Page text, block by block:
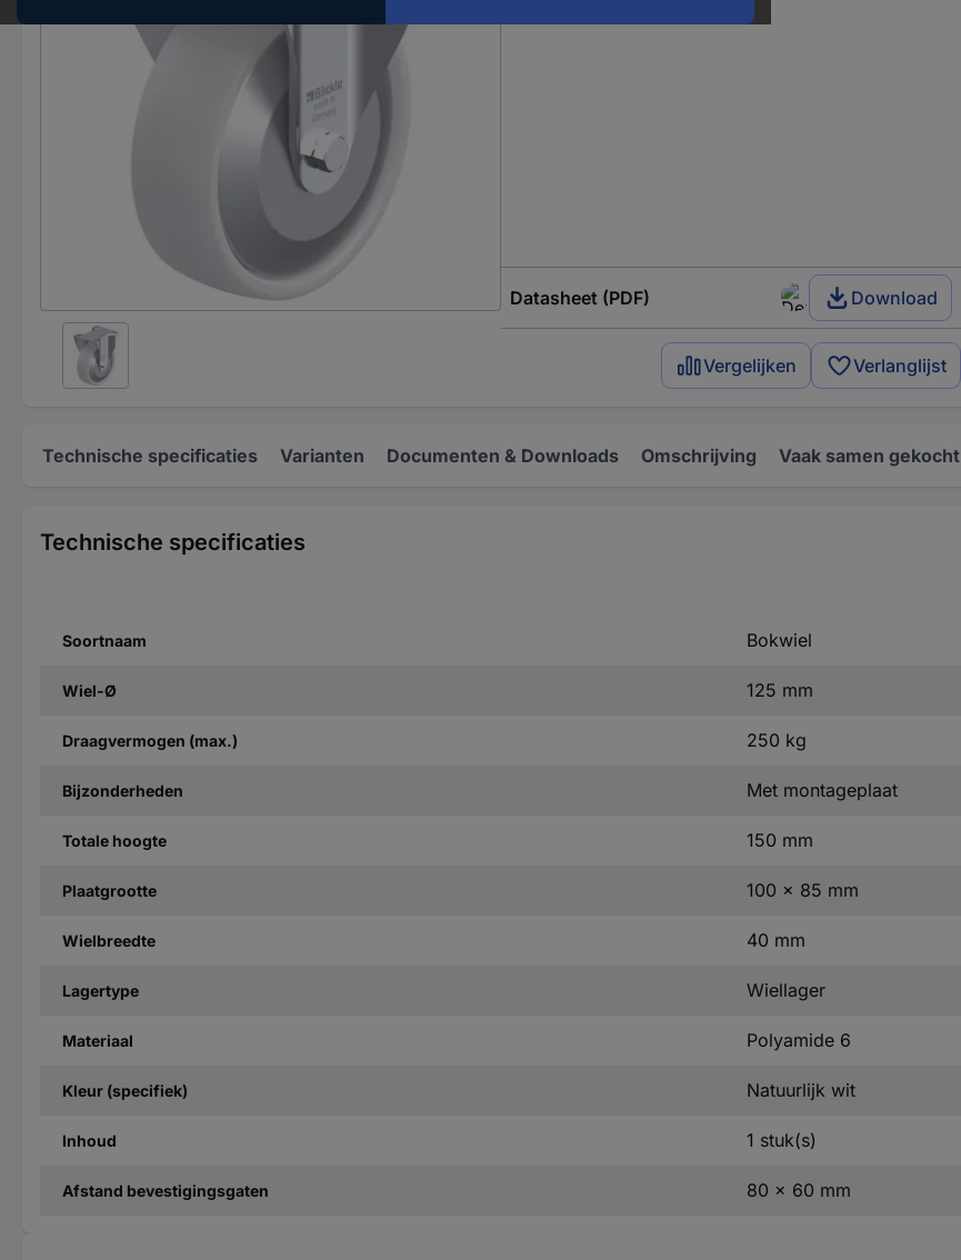
Datasheet (PDF) Download
Vergelijken Verlanglijst
Technische specificaties Varianten Documenten & Downloads Omschrijving Vaak samen gekocht
Technische specificaties
Soortnaam Bokwiel
Wiel-Ø 125 mm
Draagvermogen (max.) 250 kg
Bijzonderheden Met montageplaat
Totale hoogte 150 mm
Plaatgrootte 100 x 85 mm
Wielbreedte 40 mm
Lagertype Wiellager
Materiaal Polyamide 6
Kleur (specifiek) Natuurlijk wit
Inhoud 1 stuk(s)
Afstand bevestigingsgaten 80 x 60 mm